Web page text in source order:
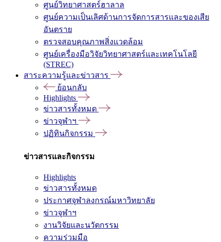
ศูนย์วิทยาศาสตร์ฮาลาล
ศูนย์ความเป็นเลิศด้านการจัดการสารและของเสีย
อันตราย
ตรวจสอบคุณภาพสิ่งแวดล้อม
ศูนย์เครื่องมือวิจัยวิทยาศาสตร์และเทคโนโลยี
(STREC)
สาระความรู้และข่าวสาร
ย้อนกลับ
Highlights
ข่าวสารทั้งหมด
ข่าวจุฬาฯ
ปฏิทินกิจกรรม
ข่าวสารและกิจกรรม
Highlights
ข่าวสารทั้งหมด
ประกาศจุฬาลงกรณ์มหาวิทยาลัย
ข่าวจุฬาฯ
งานวิจัยและนวัตกรรม
ความร่วมมือ